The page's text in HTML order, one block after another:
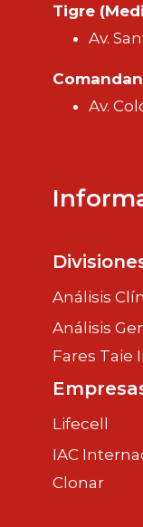
Tigre
Av.
Av.
Análisis
Análisis
Fares Taie
Lifecell
IAC
Clonar